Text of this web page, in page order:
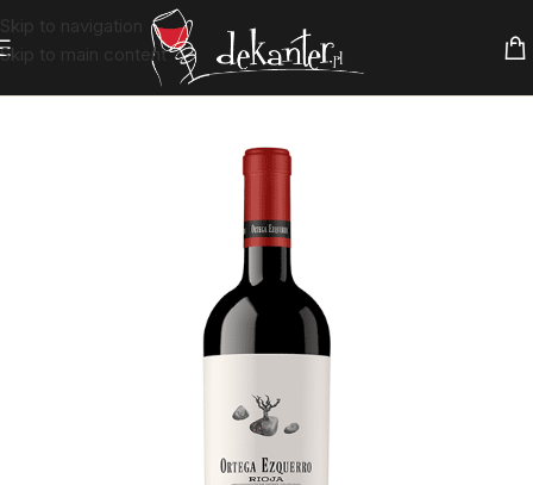
Skip to navigation
Skip to main content